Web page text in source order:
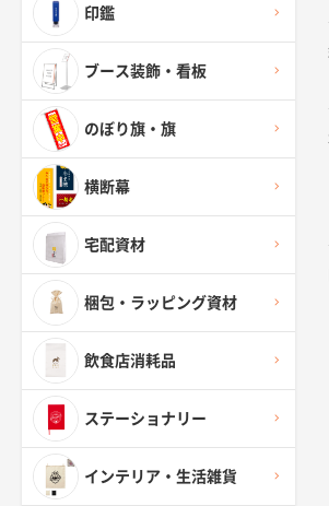
印鑑
ブース装飾・看板
のぼり旗・旗
横断幕
宅配資材
梱包・ラッピング資材
飲食店消耗品
ステーショナリー
インテリア・生活雑貨